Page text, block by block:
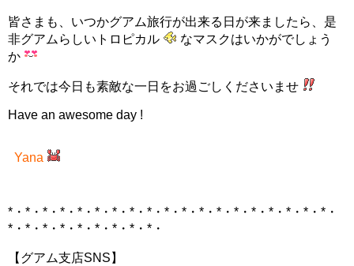
皆さまも、いつかグアム旅行が出来る日が来ましたら、是
非グアムらしいトロピカル
なマスクはいかがでしょう
か
それでは今日も素敵な一日をお過ごしくださいませ
Have an awesome day !
Yana
*・*・*・*・*・*・*・*・*・*・*・*・*・*・*・*・*・*・*・
*・*・*・*・*・*・*・*・*・
【グアム支店SNS】